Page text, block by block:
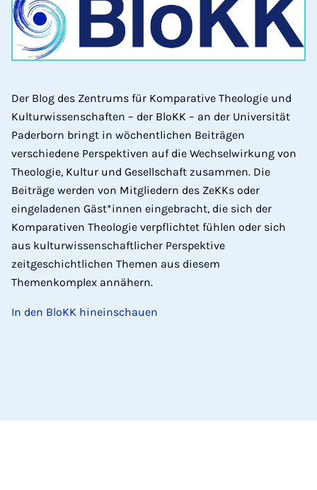
Der Blog des Zentrums für Komparative Theologie und
Kulturwissenschaften – der BloKK – an der Universität
Paderborn bringt in wöchentlichen Beiträgen
verschiedene Perspektiven auf die Wechselwirkung von
Theologie, Kultur und Gesellschaft zusammen. Die
Beiträge werden von Mitgliedern des ZeKKs oder
eingeladenen Gäst*innen eingebracht, die sich der
Komparativen Theologie verpflichtet fühlen oder sich
aus kulturwissenschaftlicher Perspektive
zeitgeschichtlichen Themen aus diesem
Themenkomplex annähern.
In den BloKK hineinschauen